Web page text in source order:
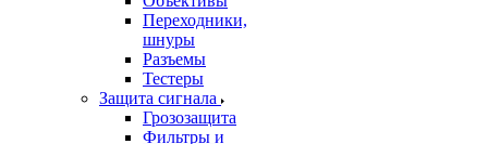
Переходники,
шнуры
Разъемы
Тестеры
Защита сигнала
Грозозащита
Фильтры и